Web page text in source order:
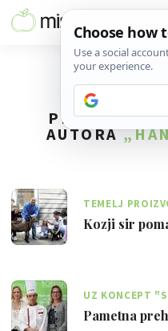
PRONAĐENO
AUTORA
TEMELJ
PROIZVODI
Kozji sir
UZ KONCEPT
MAKSIMALNO
Pametna